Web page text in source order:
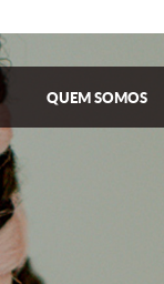
QUEM SOMOS